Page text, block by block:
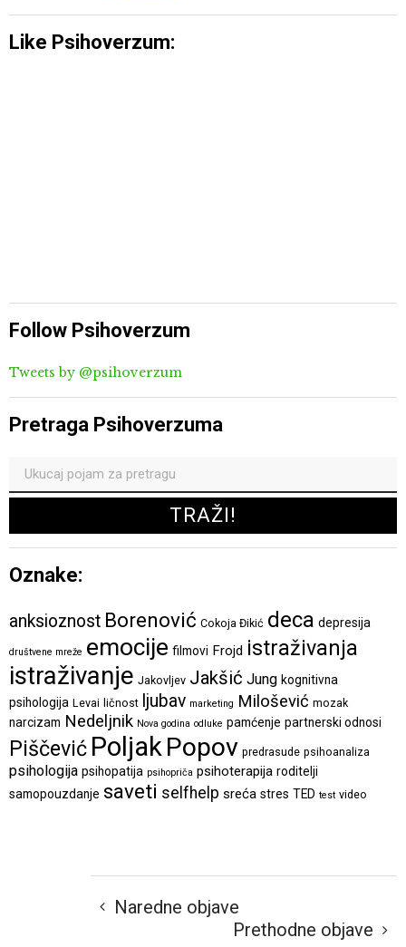
Like Psihoverzum:
Follow Psihoverzum
Tweets by @psihoverzum
Pretraga Psihoverzuma
Oznake:
anksioznost Borenović Cokoja Đikić deca depresija
društvene mreže emocije filmovi Frojd istraživanja
istraživanje Jakovljev Jakšić Jung kognitivna
psihologija Levai ličnost ljubav marketing Milošević mozak
narcizam Nedeljnik Nova godina odluke pamćenje partnerski odnosi
Piščević PoljakPopov predrasude psihoanaliza
psihologija psihopatija psihopriča psihoterapija roditelji
samopouzdanje saveti selfhelp sreća stres TED test video
Naredne objave
Prethodne objave